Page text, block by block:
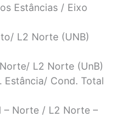
Estâncias / Eixo
L2 Norte (UNB)
L2 Norte (UnB)
Estância/ Cond. Total
– Norte / L2 Norte –